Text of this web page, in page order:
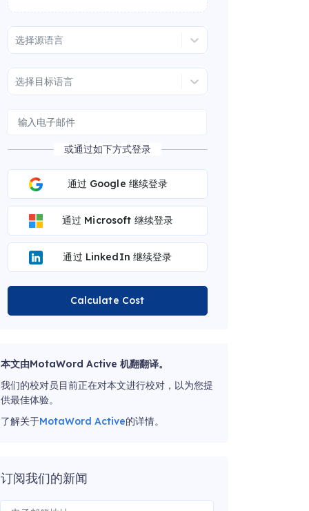
选择源语言
选择目标语言
或通过如下方式登录
通过 Google 继续登录
通过 Microsoft 继续登录
通过 LinkedIn 继续登录
Calculate Cost
本文由MotaWord Active 机翻翻译。
我们的校对员目前正在对本文进行校对，以为您提
供最佳体验。
了解关于MotaWord Active的详情。
订阅我们的新闻